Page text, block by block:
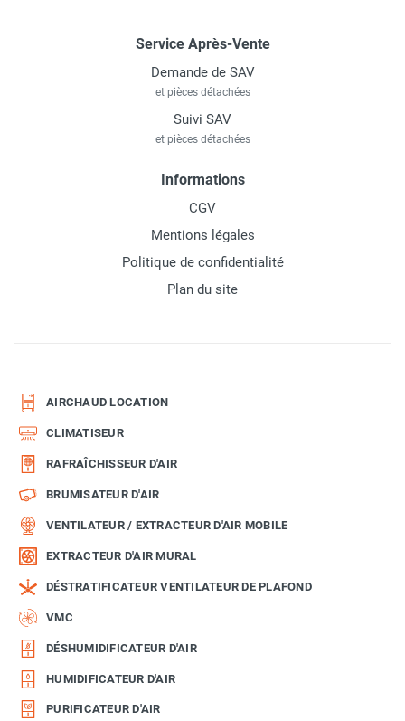
Service Après-Vente
Demande de SAV
et pièces détachées
Suivi SAV
et pièces détachées
Informations
CGV
Mentions légales
Politique de confidentialité
Plan du site
AIRCHAUD LOCATION
CLIMATISEUR
RAFRAÎCHISSEUR D'AIR
BRUMISATEUR D'AIR
VENTILATEUR / EXTRACTEUR D'AIR MOBILE
EXTRACTEUR D'AIR MURAL
DÉSTRATIFICATEUR VENTILATEUR DE PLAFOND
VMC
DÉSHUMIDIFICATEUR D'AIR
HUMIDIFICATEUR D'AIR
PURIFICATEUR D'AIR